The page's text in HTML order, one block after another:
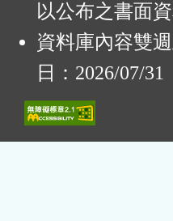
以公布之書面資
資料庫內容雙
日：2026/07/31